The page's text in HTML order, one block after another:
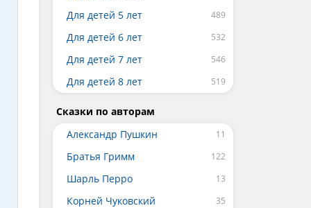
Для детей 5 лет
Для детей 6 лет
Для детей 7 лет
Для детей 8 лет
Сказки по авторам
Александр Пушкин
Братья Гримм
Шарль Перро
Корней Чуковский